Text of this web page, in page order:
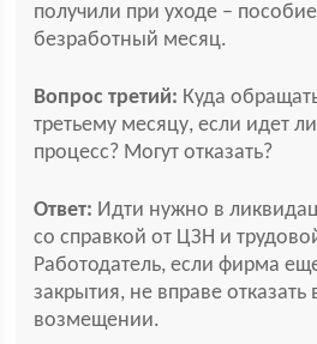
получили при уходе –
безработный месяц.
Вопрос третий: Куда
третьему месяцу, если идет
процесс? Могут отказать?
Ответ: Идти нужно в
со справкой от ЦЗН и
Работодатель, если фирма
закрытия, не вправе отказать
возмещении.